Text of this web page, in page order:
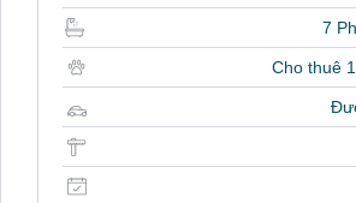
7
Cho thuê